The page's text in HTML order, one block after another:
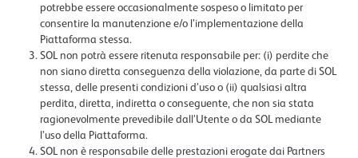
potrebbe essere occasionalmente sospeso o limitato per
consentire la manutenzione e/o l’implementazione della
Piattaforma stessa.
SOL non potrà essere ritenuta responsabile per: (i) perdite che
non siano diretta conseguenza della violazione, da parte di SOL
stessa, delle presenti condizioni d’uso o (ii) qualsiasi altra
perdita, diretta, indiretta o conseguente, che non sia stata
ragionevolmente prevedibile dall’Utente o da SOL mediante
l’uso della Piattaforma.
SOL non è responsabile delle prestazioni erogate dai Partners